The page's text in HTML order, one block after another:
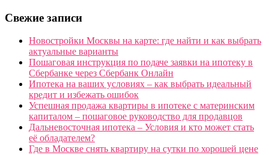
Свежие записи
Новостройки Москвы на карте: где найти и как выбрать
актуальные варианты
Пошаговая инструкция по подаче заявки на ипотеку в
Сбербанке через Сбербанк Онлайн
Ипотека на ваших условиях – как выбрать идеальный
кредит и избежать ошибок
Успешная продажа квартиры в ипотеке с материнским
капиталом – пошаговое руководство для продавцов
Дальневосточная ипотека – Условия и кто может стать
её обладателем?
Где в Москве снять квартиру на сутки по хорошей цене